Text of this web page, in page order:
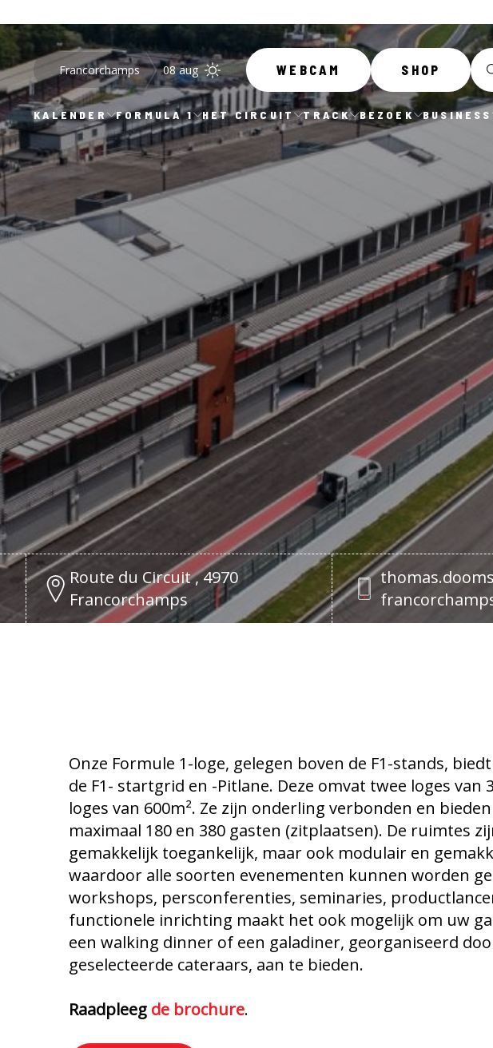
Francorchamps 08 aug WEBCAM SHOP
KALENDER FORMULA 1 HET CIRCUIT TRACK BEZOEK BUSINESS
Route du Circuit , 4970
Francorchamps
Onze Formule 1-loge, gelegen boven de F1-stands,
de F1- startgrid en -Pitlane. Deze omvat twee loges van
loges van 600m². Ze zijn onderling verbonden en
maximaal 180 en 380 gasten (zitplaatsen). De ruimtes
gemakkelijk toegankelijk, maar ook modulair en
waardoor alle soorten evenementen kunnen worden
workshops, persconferenties, seminaries,
functionele inrichting maakt het ook mogelijk om uw
een walking dinner of een galadiner, georganiseerd
geselecteerde cateraars, aan te bieden.
Raadpleeg de brochure.